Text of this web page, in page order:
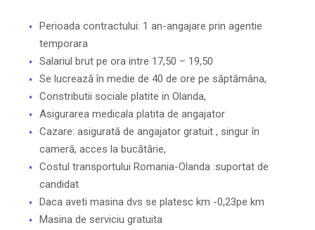
Perioada contractului: 1 an-angajare prin agentie
temporara
Salariul brut pe ora intre 17,50 – 19,50
Se lucrează în medie de 40 de ore pe săptămâna,
Constributii sociale platite in Olanda,
Asigurarea medicala platita de angajator
Cazare: asigurată de angajator gratuit , singur în
cameră, acces la bucătărie,
Costul transportului Romania-Olanda :suportat de
candidat
Daca aveti masina dvs se platesc km -0,23pe km
Masina de serviciu gratuita